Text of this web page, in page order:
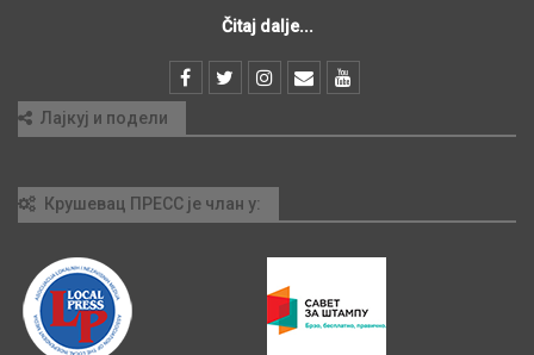
Čitaj dalje...
Лајкуј и подели
Крушевац ПРЕСС је члан у: